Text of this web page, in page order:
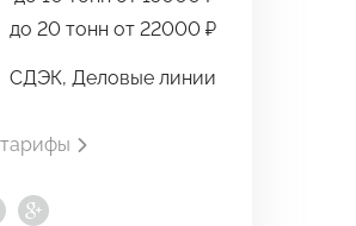
до 20 тонн от 22000 ₽
СДЭК, Деловые линии